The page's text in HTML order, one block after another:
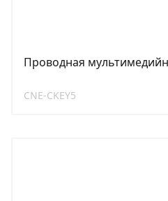
Проводная
CNE-CKEY5